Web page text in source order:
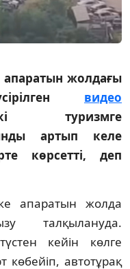
апаратын жолдағы
видео
туризмге
артып келе
көрсетті, деп
апаратын жолда
талқылануда.
кейін көлге
көбейіп, автотұрақ